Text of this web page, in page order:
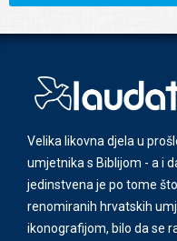
Velika likovna djela u
umjetnika s Biblijom - a i
jedinstvena je po tome
renomiranih hrvatskih
ikonografijom, bilo da se